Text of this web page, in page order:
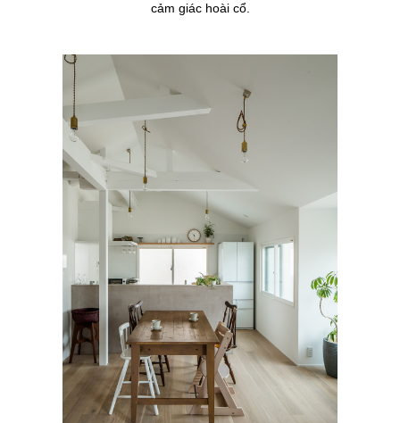
cảm giác hoài cổ.